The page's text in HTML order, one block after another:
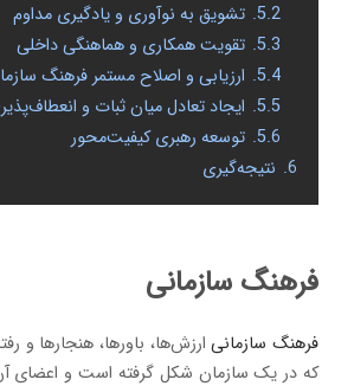
5.2. تشویق به نوآوری و یادگیری مداوم
5.3. تقویت همکاری و هماهنگی داخلی
5.4. ارزیابی و اصلاح مستمر فرهنگ
5.5. ایجاد تعادل میان ثبات و
5.6. توسعه رهبری کیفیت‌محور
6. نتیجه‌گیری
فرهنگ سازمانی
فرهنگ سازمانیارزش‌ها، باورها، هنجارها و
که در یک سازمان شکل گرفته است و اعضای آن